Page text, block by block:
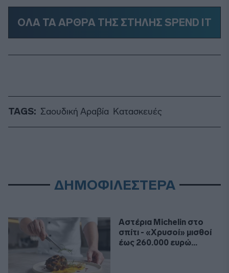
ΟΛΑ ΤΑ ΑΡΘΡΑ ΤΗΣ ΣΤΗΛΗΣ SPEND IT
TAGS: Σαουδική Αραβία Κατασκευές
ΔΗΜΟΦΙΛΕΣΤΕΡΑ
Αστέρια Michelin στο
σπίτι - «Χρυσοί» μισθοί
έως 260.000 ευρώ